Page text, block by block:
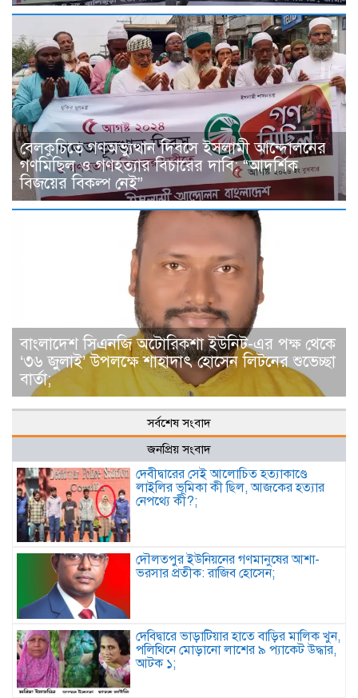
বেলকুচিতে গণঅভ্যুত্থান দিবসে ইসলামী আন্দোলনের
গণমিছিল ও গণহত্যার বিচারের দাবি: “আদর্শিক
বিজয়ের বিকল্প নেই”
বাংলাদেশ সিএনজি অটোরিকশা ইউনিট-এর পক্ষ থেকে
‘৩৬ জুলাই’ উপলক্ষে শাহাদাৎ হোসেন লিটনের শুভেচ্ছা
বার্তা;
সর্বশেষ সংবাদ
জনপ্রিয় সংবাদ
দেবীদ্বারের সেই আলোচিত হত্যাকাণ্ডে
লাইলির ভূমিকা কী ছিল, আজকের হত্যার
নেপথ্যে কী?;
দৌলতপুর ইউনিয়নের গণমানুষের আশা-
ভরসার প্রতীক: রাজিব হোসেন;
দেবিদ্বারে ভাড়াটিয়ার হাতে বাড়ির মালিক খুন,
পলিথিনে মোড়ানো লাশের ৯ প্যাকেট উদ্ধার,
আটক ১;